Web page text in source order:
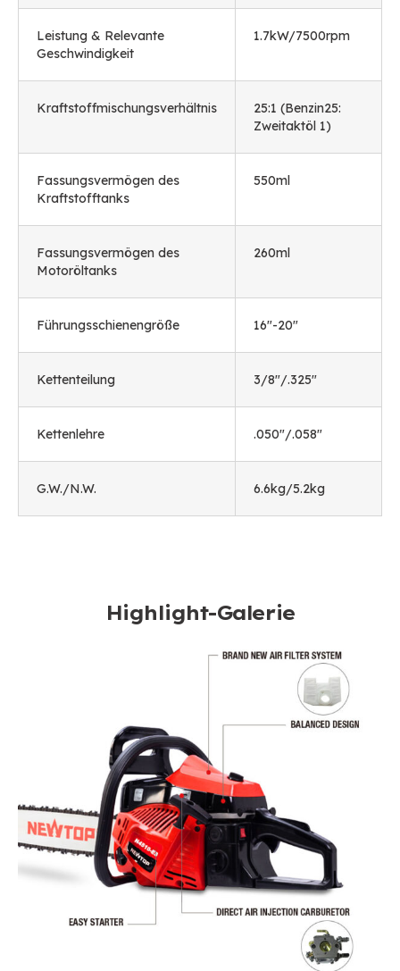
Leistung & Relevante
Geschwindigkeit
1.7kW/7500rpm
Kraftstoffmischungsverhältnis
25:1 (Benzin25:
Zweitaktöl 1)
Fassungsvermögen des
Kraftstofftanks
550ml
Fassungsvermögen des
Motoröltanks
260ml
Führungsschienengröße 16"-20"
Kettenteilung 3/8"/.325"
Kettenlehre .050"/.058"
G.W./N.W. 6.6kg/5.2kg
Highlight-Galerie